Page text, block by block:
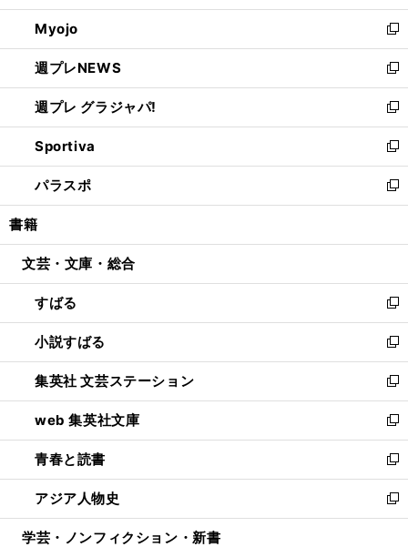
開
く
ウ
で
開
く
ン
ド
ウ
で
開
く
ウ
ィ
ン
ド
ウ
で
開
く
Myojo
新
し
い
ウ
ィ
ン
ド
ウ
で
開
週プレNEWS
新
し
い
ウ
ィ
ン
ド
ウ
開
週プレ グラジャパ!
新
し
い
ウ
ィ
ン
ウ
開
く
Sportiva
新
し
い
ウ
ン
ウ
で
開
く
パラスポ
新
し
ウ
ン
ド
ウ
で
開
く
書籍
文芸・文庫・総合
すばる
新
し
い
ウ
ィ
ン
ド
ウ
で
開
く
小説すばる
新
し
い
ウ
ィ
ン
ド
ウ
で
開
集英社 文芸ステーション
新
し
い
ウ
ィ
ン
ド
ウ
web 集英社文庫
新
し
い
ウ
ィ
ン
青春と読書
新
し
い
ウ
アジア人物史
新
し
学芸・ノンフィクション・新書